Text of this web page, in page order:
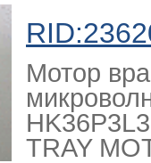
Мотор
TRAY